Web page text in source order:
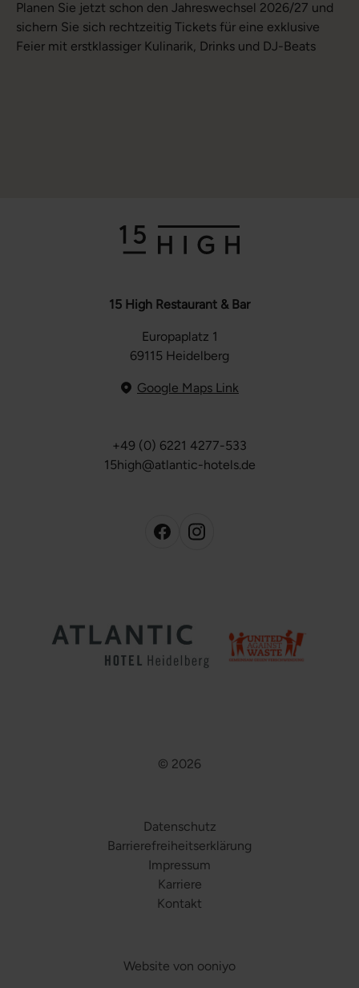
Planen Sie jetzt schon den Jahreswechsel 2026/27 und
sichern Sie sich rechtzeitig Tickets für eine exklusive
Feier mit erstklassiger Kulinarik, Drinks und DJ-Beats
15 High Restaurant & Bar
Europaplatz 1
69115 Heidelberg
Google Maps Link
+49 (0) 6221 4277-533
15high@atlantic-hotels.de
© 2026
Datenschutz
Barrierefreiheitserklärung
Impressum
Karriere
Kontakt
Website von ooniyo